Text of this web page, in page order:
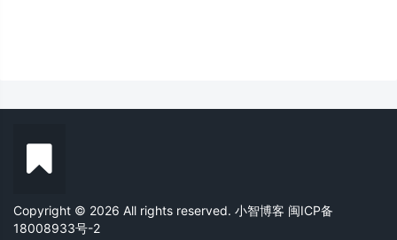
Copyright © 2026 All rights reserved. 小智博客 闽ICP备
18008933号-2